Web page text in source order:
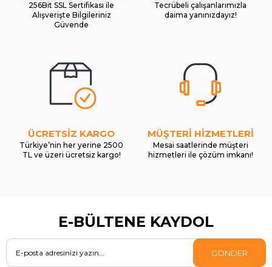
256Bit SSL Sertifikası ile
Alışverişte Bilgileriniz
Güvende
Tecrübeli çalışanlarımızla
daima yanınızdayız!
ÜCRETSİZ KARGO
Türkiye’nin her yerine 2500
TL ve üzeri ücretsiz kargo!
MÜŞTERİ HİZMETLERİ
Mesai saatlerinde müşteri
hizmetleri ile çözüm imkanı!
E-BÜLTENE KAYDOL
GÖNDER